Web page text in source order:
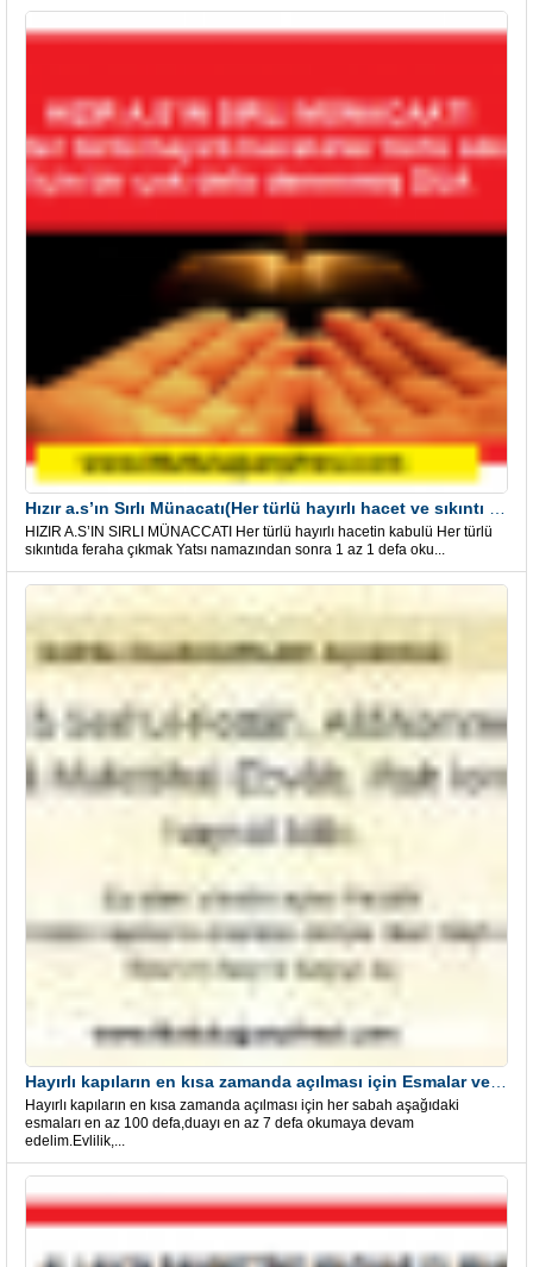
HIZIR A.S’IN SIRLI MÜNACCATI Her türlü hayırlı hacetin kabulü Her türlü
sıkıntıda feraha çıkmak Yatsı namazından sonra 1 az 1 defa oku...
Hayırlı kapıların en kısa zamanda açılması için her sabah aşağıdaki
esmaları en az 100 defa,duayı en az 7 defa okumaya devam
edelim.Evlilik,...